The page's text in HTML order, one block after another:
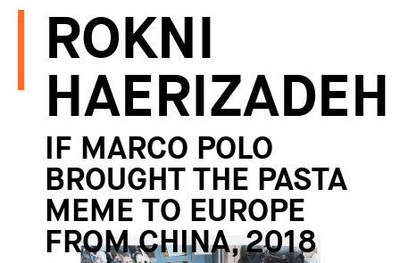
ROKNI
HAERIZADEH
IF MARCO POLO
BROUGHT THE PASTA
MEME TO EUROPE
FROM CHINA, 2018